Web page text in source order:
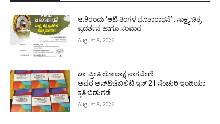
ಆ.9ರಂದು ‘ಆಟಿ ತಿಂಗಳ ಭೂತಾರಾಧನೆ’ : ಸಾಕ್ಷ್ಯ ಚಿತ್ರ
ಪ್ರದರ್ಶನ ಹಾಗೂ ಸಂವಾದ
August 8, 2026
ಡಾ. ಪ್ರೀತಿ ಲೋಲಾಕ್ಷ ನಾಗವೇಣಿ
ಅವರ ಅನ್‌ಟಚೆಬಿಲಿಟಿ ಇನ್ 21 ಸೆಂಚುರಿ ಇಂಡಿಯಾ
ಕೃತಿ ಬಿಡುಗಡೆ
August 8, 2026